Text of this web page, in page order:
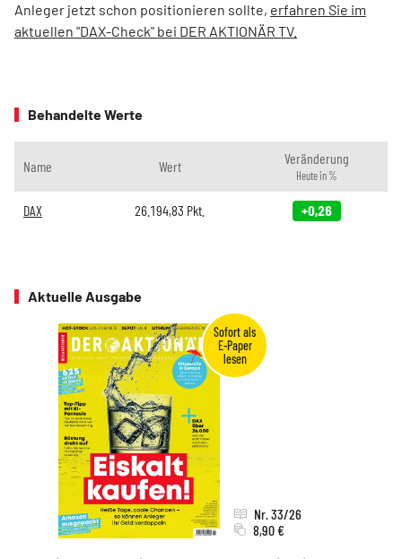
Anleger jetzt schon positionieren sollte, erfahren Sie im
aktuellen "DAX-Check" bei DER AKTIONÄR TV.
Behandelte Werte
Name Wert Veränderung
Heute in %
DAX 26.194,83 Pkt. +0,26
Aktuelle Ausgabe
Nr. 33/26
8,90 €